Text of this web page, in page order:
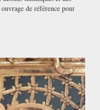
de référence pour